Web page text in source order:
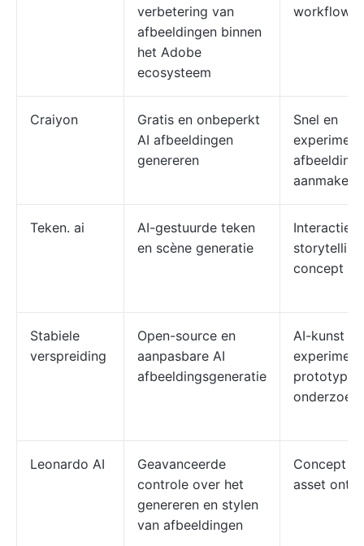
verbetering van
afbeeldingen binnen
het Adobe
ecosysteem
workflows
Craiyon
Gratis en onbeperkt
AI afbeeldingen
genereren
Snel en
aanmaken
Teken. ai
AI-gestuurde teken
en scène generatie
concept
Stabiele
verspreiding
Open-source en
aanpasbare AI
afbeeldingsgeneratie
AI-kunst
onderzoek
Leonardo AI
Geavanceerde
controle over het
genereren en stylen
van afbeeldingen
Concept
asset